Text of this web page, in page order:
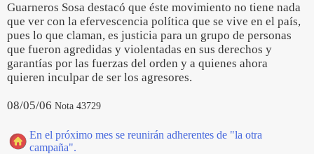
Guarneros Sosa destacó que éste movimiento no tiene nada
que ver con la efervescencia política que se vive en el país,
pues lo que claman, es justicia para un grupo de personas
que fueron agredidas y violentadas en sus derechos y
garantías por las fuerzas del orden y a quienes ahora
quieren inculpar de ser los agresores.
08/05/06 Nota 43729
En el próximo mes se reunirán adherentes de "la otra
campaña".